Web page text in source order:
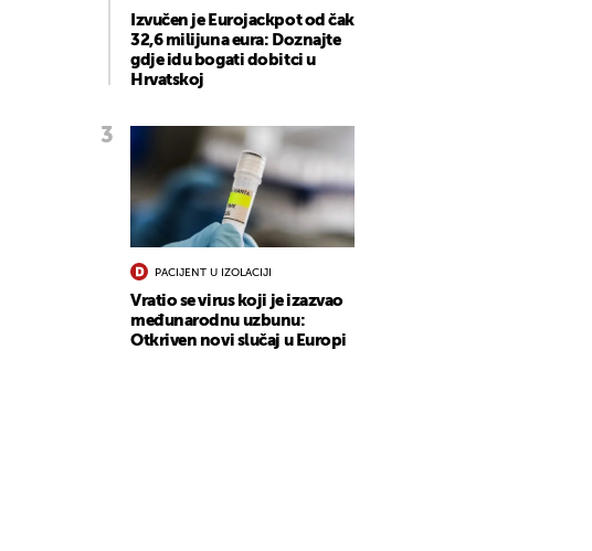
Izvučen je Eurojackpot od čak
32,6 milijuna eura: Doznajte
gdje idu bogati dobitci u
Hrvatskoj
PACIJENT U IZOLACIJI
Vratio se virus koji je izazvao
međunarodnu uzbunu:
Otkriven novi slučaj u Europi